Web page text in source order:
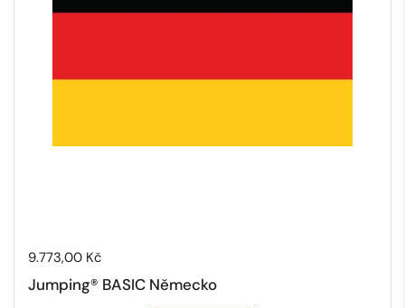
Cena:
9.773,00 Kč
Jumping® BASIC Německo